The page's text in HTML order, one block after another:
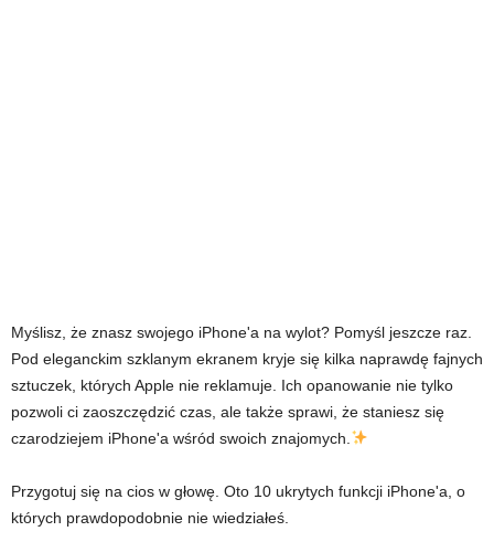
Myślisz, że znasz swojego iPhone'a na wylot? Pomyśl jeszcze raz.
Pod eleganckim szklanym ekranem kryje się kilka naprawdę fajnych
sztuczek, których Apple nie reklamuje. Ich opanowanie nie tylko
pozwoli ci zaoszczędzić czas, ale także sprawi, że staniesz się
czarodziejem iPhone'a wśród swoich znajomych.
Przygotuj się na cios w głowę. Oto 10 ukrytych funkcji iPhone'a, o
których prawdopodobnie nie wiedziałeś.